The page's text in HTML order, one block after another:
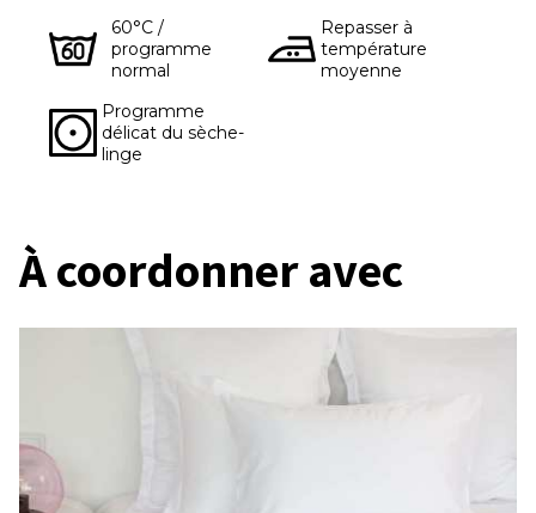
60°C /
programme
normal
Repasser à
température
moyenne
Programme
délicat du sèche-
linge
À coordonner avec